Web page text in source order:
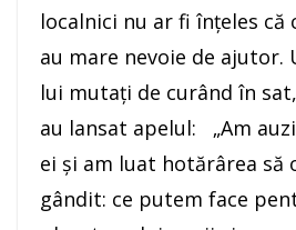
localnici nu ar fi înţeles că
au mare nevoie de ajutor.
lui mutaţi de curând în
au lansat apelul: „Am
ei şi am luat hotărârea să
gândit: ce putem face